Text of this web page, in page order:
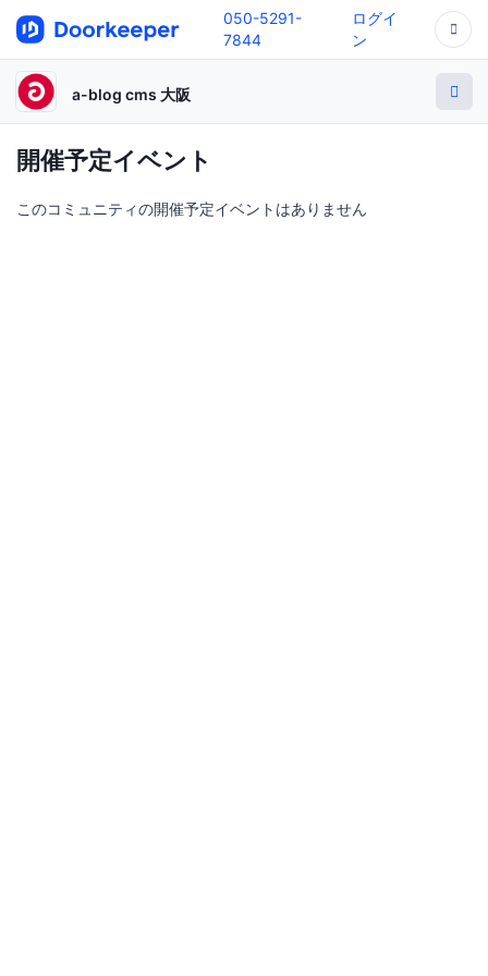
050-5291-
7844
ログイ
ン
a-blog cms 大阪
開催予定イベント
このコミュニティの開催予定イベントはありません